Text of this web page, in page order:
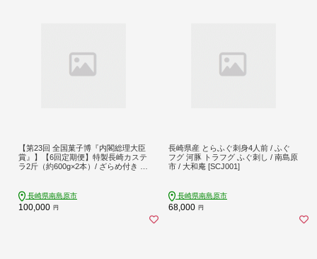
【第23回 全国菓子博『内閣総理大臣
賞』】【6回定期便】特製長崎カステ
ラ2斤（約600g×2本）/ ざらめ付き か
フト 贈り物 贈答用 / 南島原市 / 本田
屋かすてら本舗 [SAW020]
長崎県南島原市
100,000 円
長崎県産 とらふぐ刺身4人前 / ふぐ
フグ 河豚 トラフグ ふぐ刺し / 南島原
市 / 大和庵 [SCJ001]
長崎県南島原市
68,000 円